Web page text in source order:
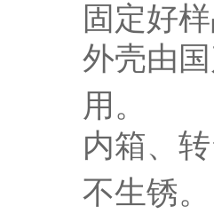
固定好
外壳由
用。
内箱、
不生锈。